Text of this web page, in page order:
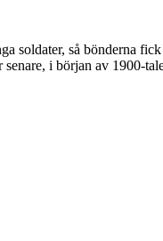
soldater, så bönderna
i början av 1900-